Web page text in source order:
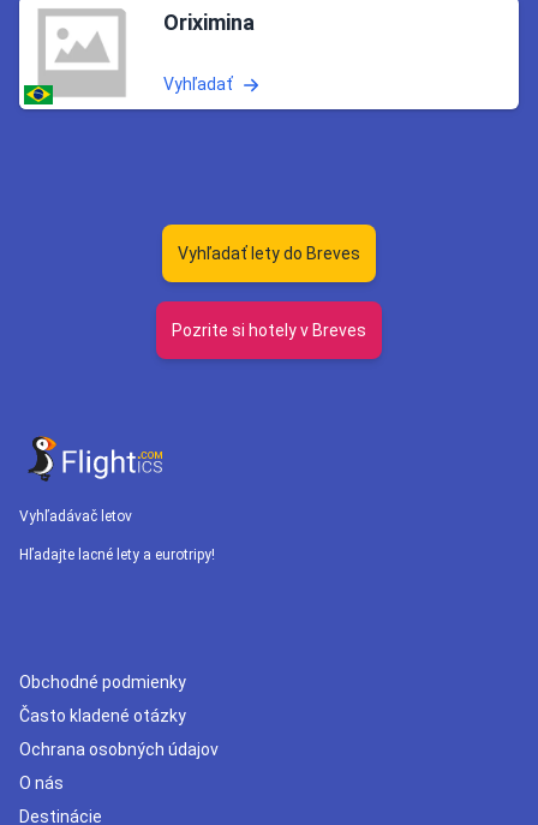
Oriximina
Vyhľadať
Vyhľadať lety do Breves
Pozrite si hotely v Breves
Vyhľadávač letov
Hľadajte lacné lety a eurotripy!
Obchodné podmienky
Často kladené otázky
Ochrana osobných údajov
O nás
Destinácie